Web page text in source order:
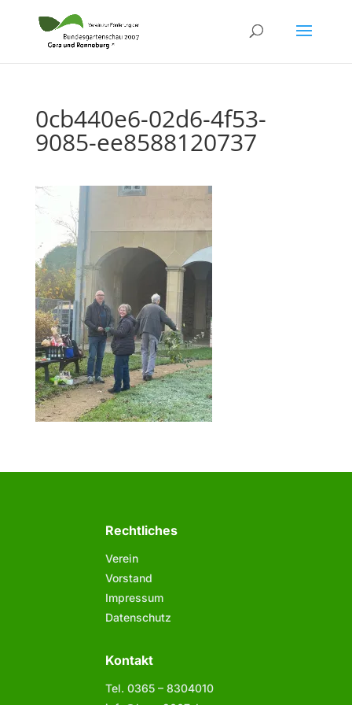
0cb440e6-02d6-4f53-
9085-ee8588120737
Rechtliches
Verein
Vorstand
Impressum
Datenschutz
Kontakt
Tel. 0365 –8304010